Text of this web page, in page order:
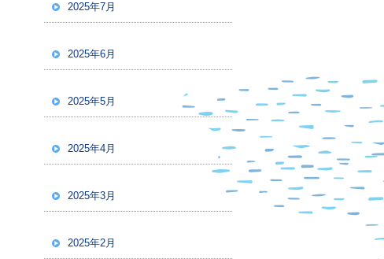
2025年7月
2025年6月
2025年5月
2025年4月
2025年3月
2025年2月